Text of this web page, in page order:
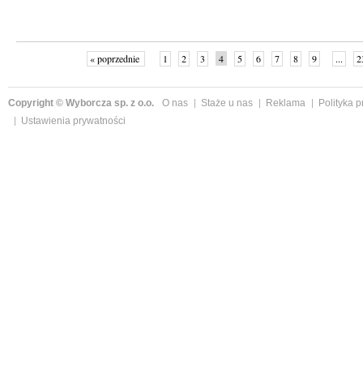
« poprzednie 1 2 3 4 5 6 7 8 9 ...
Copyright © Wyborcza sp. z o.o. O nas Staże u nas Reklama
Polityka
Ustawienia prywatności